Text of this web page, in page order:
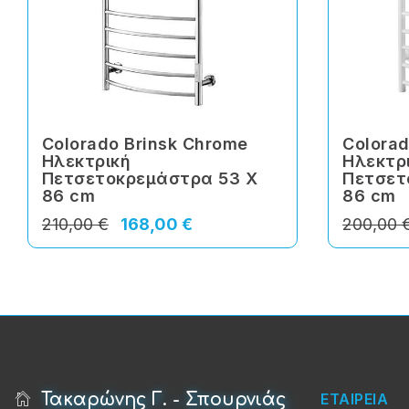
Colorado Brinsk Chrome
Ηλεκτρική
Πετσετοκρεμάστρα 53 Χ
86 cm
168,00 €
210,00 €
86 cm
200,00
Τακαρώνης Γ. - Σπουρνιάς ΕΤΑΙΡΕΙΑ